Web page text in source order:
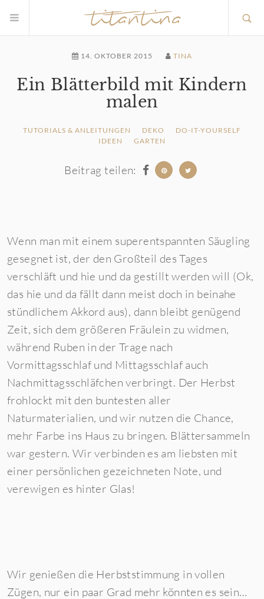
14. OKTOBER 2015 TINA
Ein Blätterbild mit Kindern
malen
TUTORIALS & ANLEITUNGEN DEKO
DO-IT-YOURSELF
IDEEN
GARTEN
Beitrag teilen:
Wenn man mit einem superentspannten Säugling
gesegnet ist, der den Großteil des Tages
verschläft und hie und da gestillt werden will (Ok,
das hie und da fällt dann meist doch in beinahe
stündlichem Akkord aus), dann bleibt genügend
Zeit, sich dem größeren Fräulein zu widmen,
während Ruben in der Trage nach
Vormittagsschlaf und Mittagsschlaf auch
Nachmittagsschläfchen verbringt. Der Herbst
frohlockt mit den buntesten aller
Naturmaterialien, und wir nutzen die Chance,
mehr Farbe ins Haus zu bringen. Blättersammeln
war gestern. Wir verbinden es am liebsten mit
einer persönlichen gezeichneten Note, und
verewigen es hinter Glas!
Wir genießen die Herbststimmung in vollen
Zügen, nur ein paar Grad mehr könnten es sein…